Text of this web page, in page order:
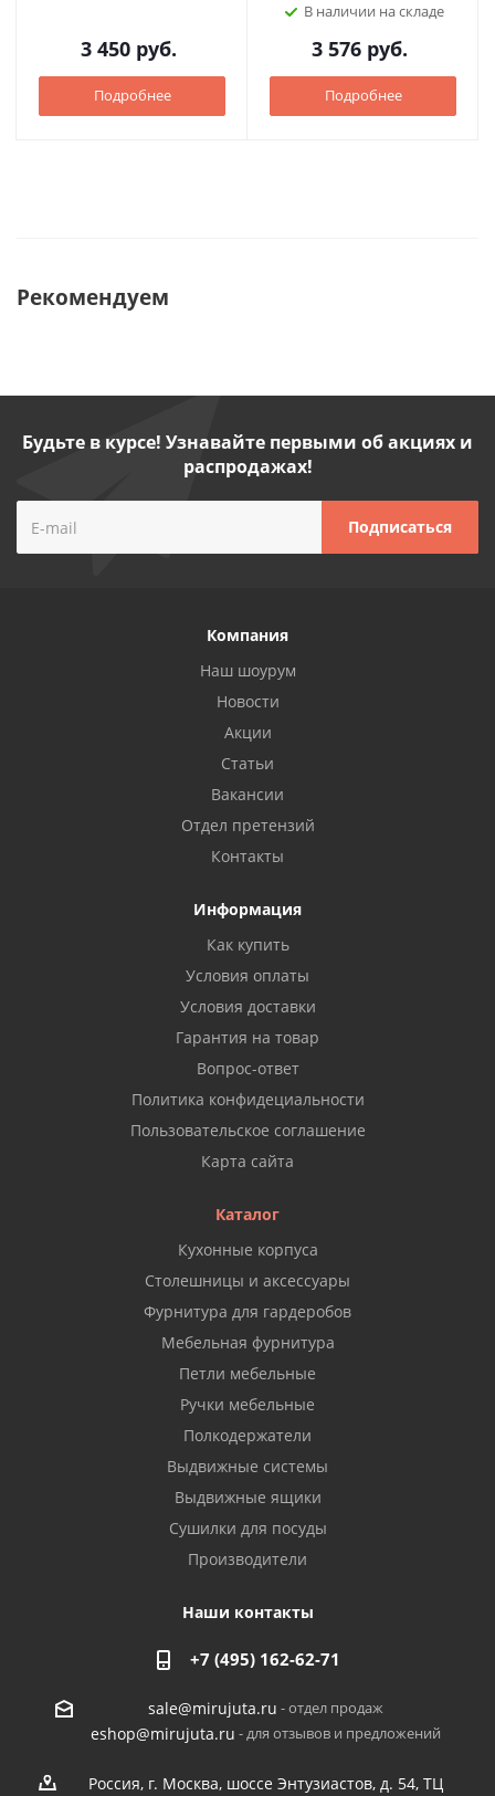
3 450руб.
Подробнее
В наличии на складе
3 576руб.
Подробнее
Рекомендуем
Будьте в курсе! Узнавайте первыми об акциях и
распродажах!
Компания
Наш шоурум
Новости
Акции
Статьи
Вакансии
Отдел претензий
Контакты
Информация
Как купить
Условия оплаты
Условия доставки
Гарантия на товар
Вопрос-ответ
Политика конфидециальности
Пользовательское соглашение
Карта сайта
Каталог
Кухонные корпуса
Столешницы и аксессуары
Фурнитура для гардеробов
Мебельная фурнитура
Петли мебельные
Ручки мебельные
Полкодержатели
Выдвижные системы
Выдвижные ящики
Сушилки для посуды
Производители
Наши контакты
+7 (495) 162-62-71
sale@mirujuta.ru - отдел продаж
eshop@mirujuta.ru - для отзывов и предложений
Россия, г. Москва, шоссе Энтузиастов, д. 54, ТЦ